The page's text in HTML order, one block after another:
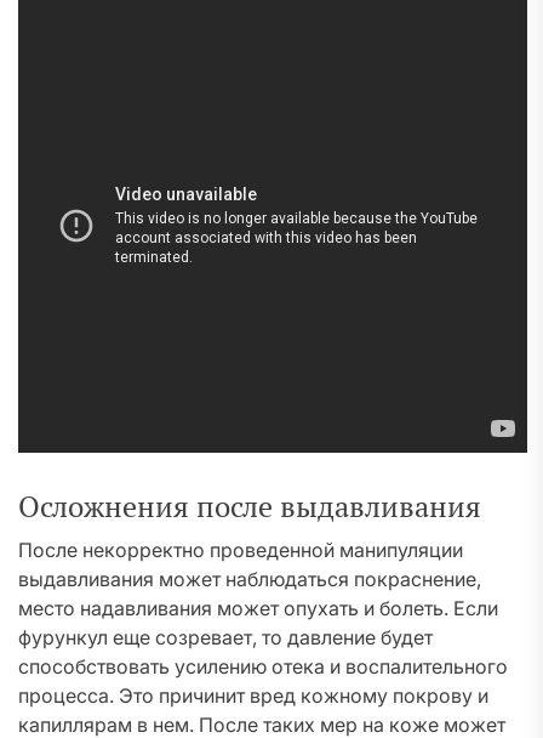
Осложнения после выдавливания
После некорректно проведенной манипуляции
выдавливания может наблюдаться покраснение,
место надавливания может опухать и болеть. Если
фурункул еще созревает, то давление будет
способствовать усилению отека и воспалительного
процесса. Это причинит вред кожному покрову и
капиллярам в нем. После таких мер на коже может